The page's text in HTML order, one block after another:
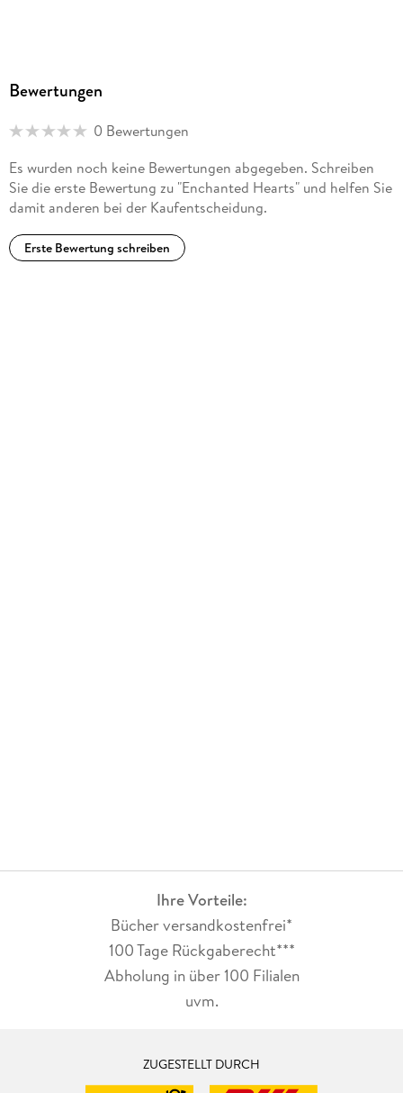
Bewertungen
0 Bewertungen
Es wurden noch keine Bewertungen abgegeben. Schreiben
Sie die erste Bewertung zu "Enchanted Hearts" und helfen Sie
damit anderen bei der Kaufentscheidung.
Erste Bewertung schreiben
Ihre Vorteile:
Bücher versandkostenfrei*
100 Tage Rückgaberecht***
Abholung in über 100 Filialen
uvm.
ZUGESTELLT DURCH